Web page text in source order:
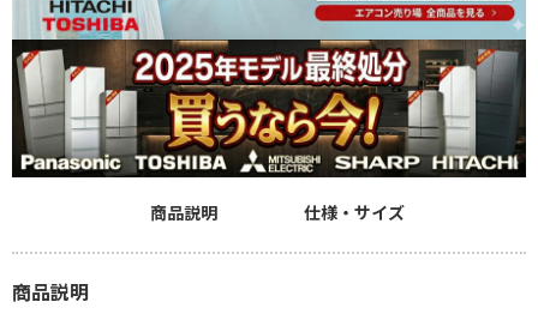
商品説明 仕様・サイズ
商品説明